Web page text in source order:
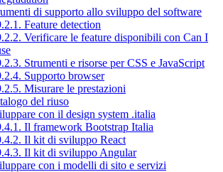
di supporto allo sviluppo del software
Feature detection
Verificare le feature disponibili con Can I
Strumenti e risorse per CSS e JavaScript
Supporto browser
Misurare le prestazioni
del riuso
con il design system .italia
Il framework Bootstrap Italia
Il kit di sviluppo React
Il kit di sviluppo Angular
con i modelli di sito e servizi